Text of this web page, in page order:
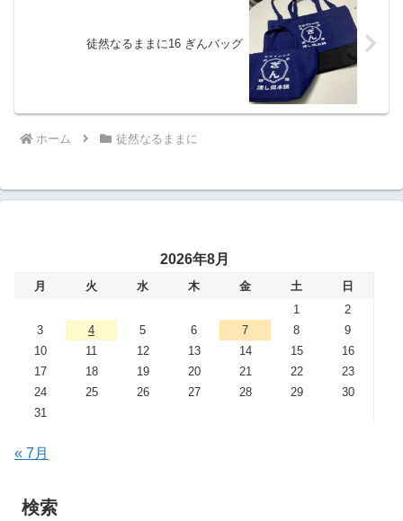
徒然なるままに16 ぎんバッグ
ホーム 徒然なるままに
2026年8月
月 火 水 木 金 土
日
1
2
3
4 5 6 7 8
9
10
11 12 13 14 15
16
17
18 19 20 21 22
23
24
25 26 27 28 29
30
31
« 7月
検索